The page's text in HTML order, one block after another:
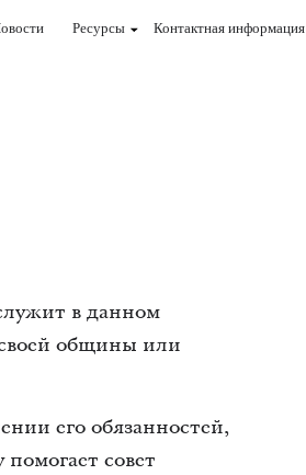
Ресурсы Контактная информация
в данном
общины или
его обязанностей,
совет